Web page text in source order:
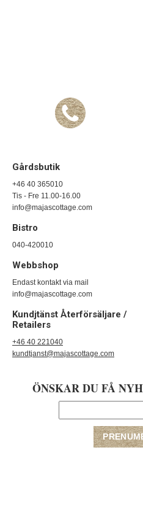
Gårdsbutik
+46 40 365010
Tis - Fre 11.00-16.00
info@majascottage.com
Bistro
040-420010
Webbshop
Endast kontakt via mail
info@majascottage.com
Kundjtänst Återförsäljare /
Retailers
+46 40 221040
kundtjanst@majascottage.com
ÖNSKAR DU FÅ